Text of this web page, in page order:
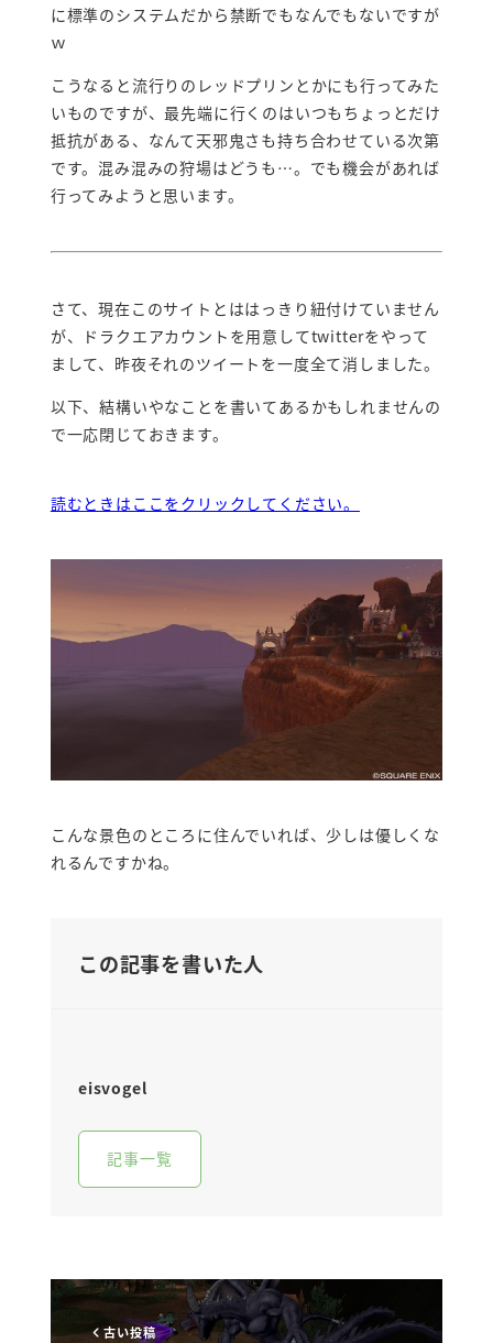
に標準のシステムだから禁断でもなんでもないですが
ｗ
こうなると流行りのレッドプリンとかにも行ってみた
いものですが、最先端に行くのはいつもちょっとだけ
抵抗がある、なんて天邪鬼さも持ち合わせている次第
です。混み混みの狩場はどうも…。でも機会があれば
行ってみようと思います。
さて、現在このサイトとははっきり紐付けていません
が、ドラクエアカウントを用意してtwitterをやって
まして、昨夜それのツイートを一度全て消しました。
以下、結構いやなことを書いてあるかもしれませんの
で一応閉じておきます。
読むときはここをクリックしてください。
こんな景色のところに住んでいれば、少しは優しくな
れるんですかね。
この記事を書いた人
eisvogel
記事一覧
古い投稿